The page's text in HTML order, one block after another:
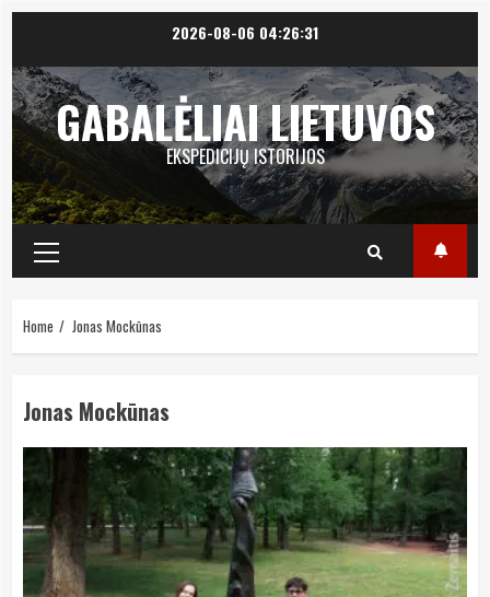
content
2026-08-06 04:26:31
GABALĖLIAI LIETUVOS
EKSPEDICIJŲ ISTORIJOS
Primary
Menu
Home Jonas Mockūnas
Jonas Mockūnas